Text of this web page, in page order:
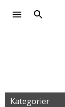
Kategorier